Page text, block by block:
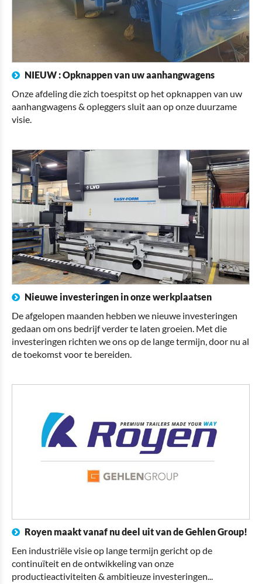
NIEUW : Opknappen van uw aanhangwagens
Onze afdeling die zich toespitst op het opknappen van uw
aanhangwagens & opleggers sluit aan op onze duurzame
visie.
Nieuwe investeringen in onze werkplaatsen
De afgelopen maanden hebben we nieuwe investeringen
gedaan om ons bedrijf verder te laten groeien. Met die
investeringen richten we ons op de lange termijn, door nu al
de toekomst voor te bereiden.
Royen maakt vanaf nu deel uit van de Gehlen Group!
Een industriële visie op lange termijn gericht op de
continuïteit en de ontwikkeling van onze
productieactiviteiten & ambitieuze investeringen...